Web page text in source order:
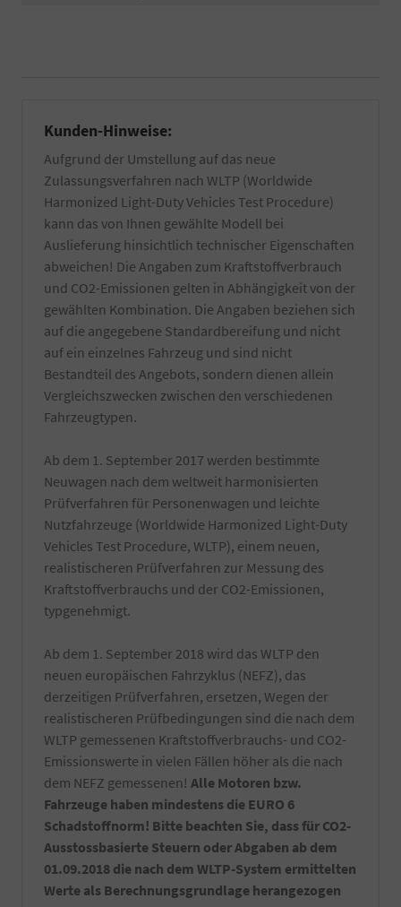
am
besten
bei
Ihrer
örtlichen
Zulassungsbehörde.
Die
Bestätigung
wird
durch
einen
TÜV-
Angestellten
durchgeführt.
und
Kleberückstände
entfernt.
einer
Innenreinigung
und
Entfernung
von
z.T.
schwer
entfernbaren
produktionsseitigen
Rückständen.
Es
hochwertige
Reiniger
verwendet
und
natürlich
nur
von
Hand
gewaschen.
kurz
vor
Fahrzeugabholung
bzw.
Fahrzeugübergabe.
-
Notfallset
Verbandsmaterial,
Warndreieck,
Maske,
Warnweste)
Ein
Satz
Kunden-Hinweise:
Aufgrund der Umstellung auf das neue
Zulassungsverfahren nach WLTP (Worldwide
Harmonized Light-Duty Vehicles Test Procedure)
kann das von Ihnen gewählte Modell bei
Auslieferung hinsichtlich technischer Eigenschaften
abweichen! Die Angaben zum Kraftstoffverbrauch
und CO2-Emissionen gelten in Abhängigkeit von der
gewählten Kombination. Die Angaben beziehen sich
auf die angegebene Standardbereifung und nicht
auf ein einzelnes Fahrzeug und sind nicht
Bestandteil des Angebots, sondern dienen allein
Vergleichszwecken zwischen den verschiedenen
Fahrzeugtypen.
Ab dem 1. September 2017 werden bestimmte
Neuwagen nach dem weltweit harmonisierten
Prüfverfahren für Personenwagen und leichte
Nutzfahrzeuge (Worldwide Harmonized Light-Duty
Vehicles Test Procedure, WLTP), einem neuen,
realistischeren Prüfverfahren zur Messung des
Kraftstoffverbrauchs und der CO2-Emissionen,
typgenehmigt.
Ab dem 1. September 2018 wird das WLTP den
neuen europäischen Fahrzyklus (NEFZ), das
derzeitigen Prüfverfahren, ersetzen, Wegen der
realistischeren Prüfbedingungen sind die nach dem
WLTP gemessenen Kraftstoffverbrauchs- und CO2-
Emissionswerte in vielen Fällen höher als die nach
dem NEFZ gemessenen! Alle Motoren bzw.
Fahrzeuge haben mindestens die EURO 6
Schadstoffnorm! Bitte beachten Sie, dass für CO2-
Ausstossbasierte Steuern oder Abgaben ab dem
01.09.2018 die nach dem WLTP-System ermittelten
Werte als Berechnungsgrundlage herangezogen